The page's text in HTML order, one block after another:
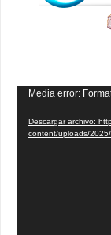
Reproductor
vídeo
Media error:
Descargar archivo:
content/uploads/